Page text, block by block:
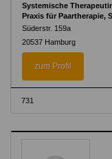
Systemische
Praxis für Paartherapie,
Süderstr. 159a
20537 Hamburg
zum Profil
731